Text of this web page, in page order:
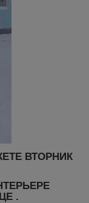
ВТОРНИК
.